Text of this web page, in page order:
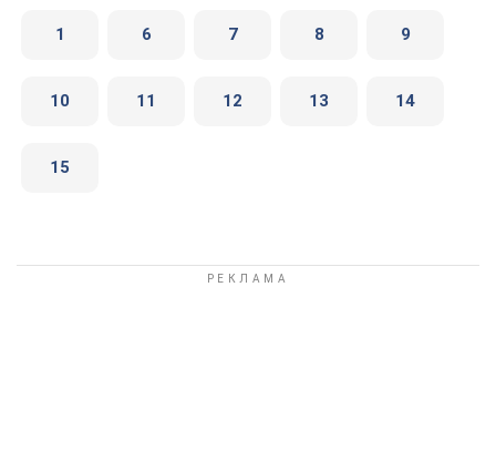
1 6 7 8 9
10 11 12 13 14
15